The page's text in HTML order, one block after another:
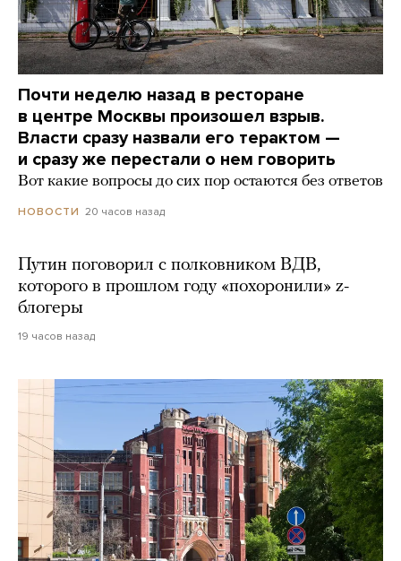
Почти неделю назад в ресторане
в центре Москвы произошел взрыв.
Власти сразу назвали его терактом —
и сразу же перестали о нем говорить
Вот какие вопросы до сих пор остаются без ответов
НОВОСТИ 20 часов назад
Путин поговорил с полковником ВДВ,
которого в прошлом году «похоронили» z-
блогеры
19 часов назад